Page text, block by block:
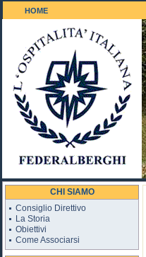
HOME
CHI SIAMO
Consiglio Direttivo
La Storia
Obiettivi
Come Associarsi